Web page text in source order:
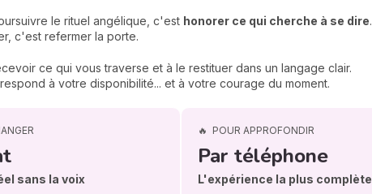
le rituel angélique, c'est honorer ce qui cherche à se dire.
c'est refermer la porte.
ce qui vous traverse et à le restituer dans un langage clair.
à votre disponibilité... et à votre courage du moment.
sans la voix
🔥 POUR APPROFONDIR
Par téléphone
L'expérience la plus complète